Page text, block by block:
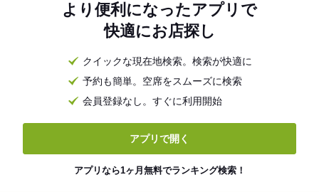
より便利になったアプリで
快適にお店探し
クイックな現在地検索。検索が快適に
予約も簡単。空席をスムーズに検索
会員登録なし。すぐに利用開始
アプリで開く
アプリなら1ヶ月無料でランキング検索！